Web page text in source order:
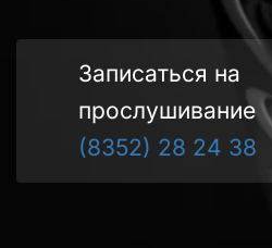
Записаться на
прослушивание
(8352) 28 24 38